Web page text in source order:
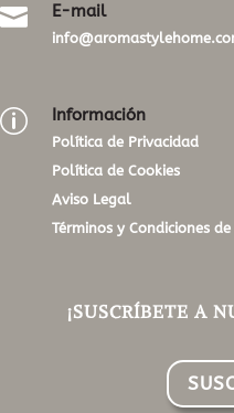
 E-mail
p Información
Política de Privacidad
Política de Cookies
Aviso Legal
Términos y Condiciones
¡SUSCRÍBETE A